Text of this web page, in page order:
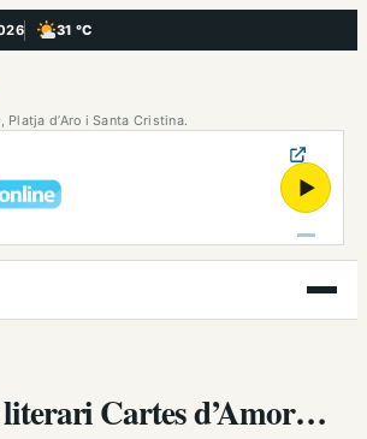
31 °C
, Poc ennuvolat
d’Aro i Santa Cristina.
▶
Obre
el
literari Cartes d’Amor…